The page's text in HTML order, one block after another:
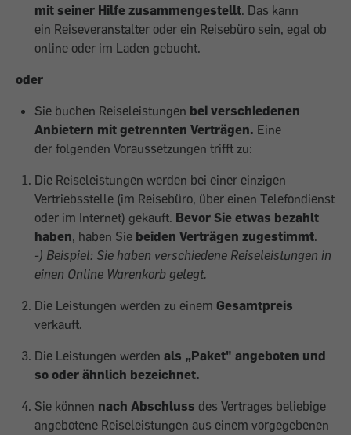
mit seiner Hilfe zusammengestellt. Das kann
ein Reiseveranstalter oder ein Reisebüro sein, egal ob
online oder im Laden gebucht.
oder
Sie buchen Reiseleistungen bei verschiedenen
Anbietern mit getrennten Verträgen. Eine
der folgenden Voraussetzungen trifft zu:
Die Reiseleistungen werden bei einer einzigen
Vertriebsstelle (im Reisebüro, über einen Telefondienst
oder im Internet) gekauft. Bevor Sie etwas bezahlt
haben, haben Sie beiden Verträgen zugestimmt.
-) Beispiel: Sie haben verschiedene Reiseleistungen in
einen Online Warenkorb gelegt.
Die Leistungen werden zu einem Gesamtpreis
verkauft.
Die Leistungen werden als „Paket" angeboten und
so oder ähnlich bezeichnet.
Sie können nach Abschluss des Vertrages beliebige
angebotene Reiseleistungen aus einem vorgegebenen